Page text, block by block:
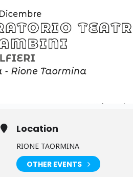
Location
RIONE TAORMINA
OTHER EVENTS